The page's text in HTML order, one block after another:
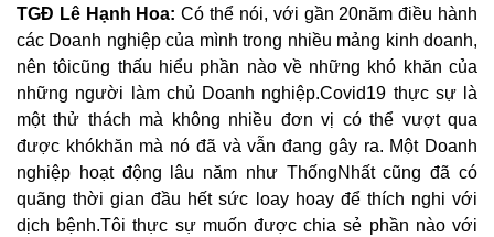
TGĐ Lê Hạnh Hoa: Có thể nói, với gần 20năm điều hành
các Doanh nghiệp của mình trong nhiều mảng kinh doanh,
nên tôicũng thấu hiểu phần nào về những khó khăn của
những người làm chủ Doanh nghiệp.Covid19 thực sự là
một thử thách mà không nhiều đơn vị có thể vượt qua
được khókhăn mà nó đã và vẫn đang gây ra. Một Doanh
nghiệp hoạt động lâu năm như ThốngNhất cũng đã có
quãng thời gian đầu hết sức loay hoay để thích nghi với
dịch bệnh.Tôi thực sự muốn được chia sẻ phần nào với